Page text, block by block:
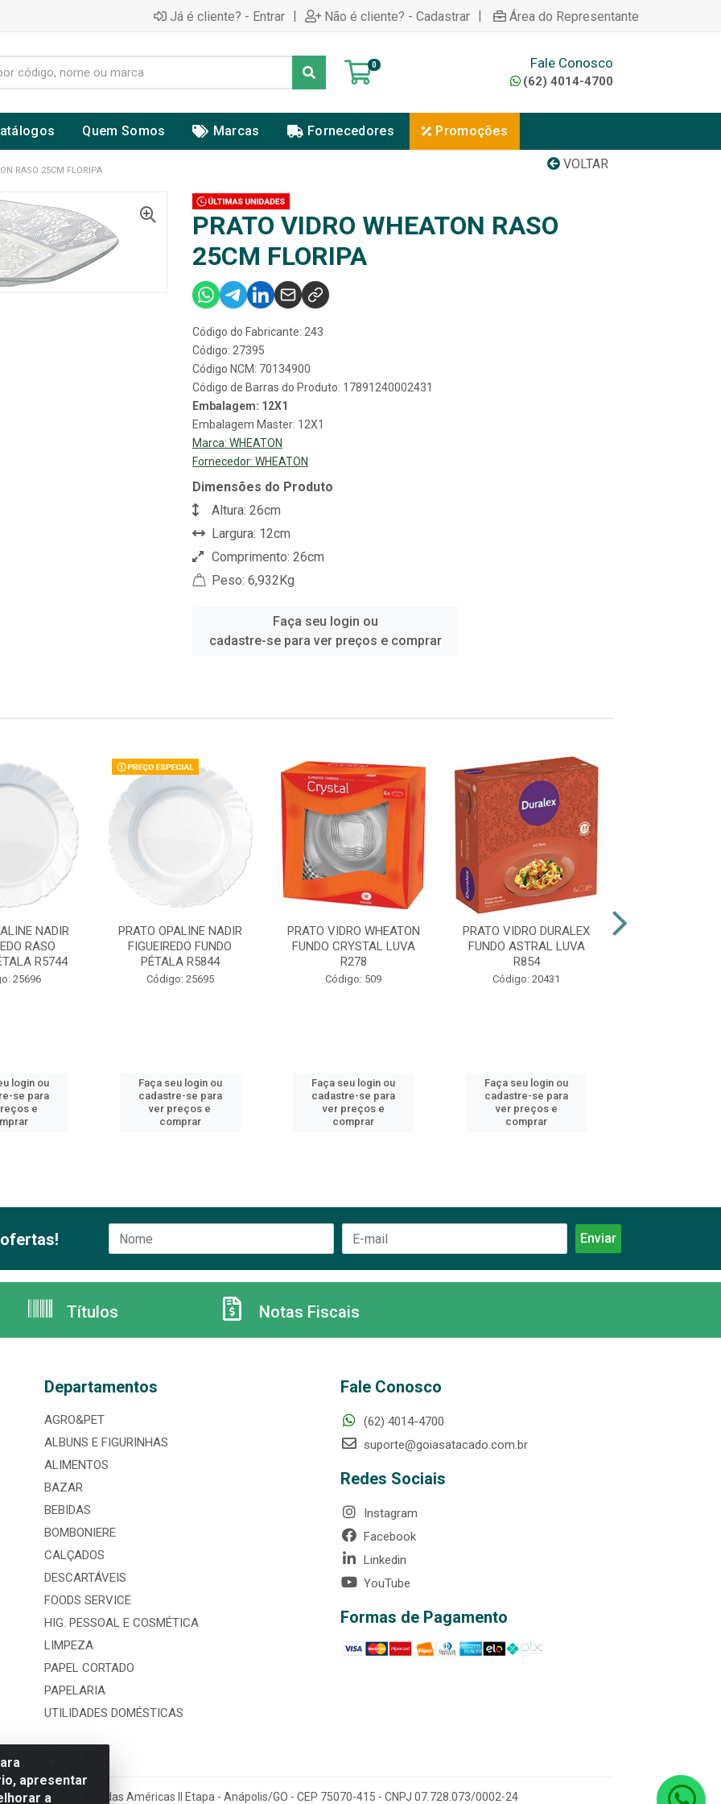
Já é cliente? - Entrar | Não é cliente? - Cadastrar | Área do Representante
0 Fale Conosco
(62) 4014-4700
Quem Somos Marcas Fornecedores Promoções
VOLTAR
RASO 25CM FLORIPA
PRATO VIDRO WHEATON RASO
25CM FLORIPA
Código do Fabricante: 243
Código: 27395
Código NCM: 70134900
Código de Barras do Produto: 17891240002431
Embalagem: 12X1
Embalagem Master: 12X1
Marca: WHEATON
Fornecedor: WHEATON
Dimensões do Produto
Altura: 26cm
Largura: 12cm
Comprimento: 26cm
Peso: 6,932Kg
Faça seu login ou
cadastre-se para ver preços e comprar
NADIR
RASO
R5744
25696
login ou
se para
e
PRATO OPALINE NADIR
FIGUEIREDO FUNDO
PÉTALA R5844
Código: 25695
Faça seu login ou
cadastre-se para
ver preços e
comprar
PRATO VIDRO WHEATON
FUNDO CRYSTAL LUVA
R278
Código: 509
Faça seu login ou
cadastre-se para
ver preços e
comprar
PRATO VIDRO DURALEX
FUNDO ASTRAL LUVA
R854
Código: 20431
Faça seu login ou
cadastre-se para
ver preços e
comprar
apresentar
a
Títulos Notas Fiscais
Departamentos
AGRO&PET
ALBUNS E FIGURINHAS
ALIMENTOS
BAZAR
BEBIDAS
BOMBONIERE
CALÇADOS
DESCARTÁVEIS
FOODS SERVICE
HIG. PESSOAL E COSMÉTICA
LIMPEZA
PAPEL CORTADO
PAPELARIA
UTILIDADES DOMÉSTICAS
Fale Conosco
(62) 4014-4700
suporte@goiasatacado.com.br
Redes Sociais
Instagram
Facebook
Linkedin
YouTube
Formas de Pagamento
nº 3860, Jardim das Américas II Etapa - Anápolis/GO - CEP 75070-415 - CNPJ 07.728.073/0002-24